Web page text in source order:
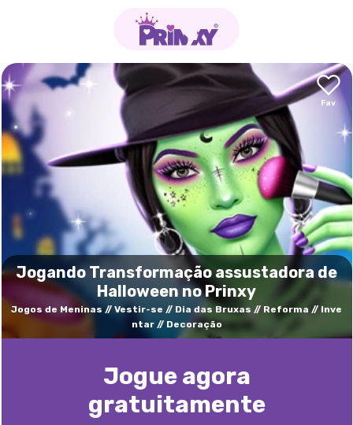
Jogando Transformação assustadora de
Halloween no Prinxy
Jogos de Meninas Vestir-se Dia das Bruxas Reforma
Inve
ntar
Decoração
Jogue agora
gratuitamente